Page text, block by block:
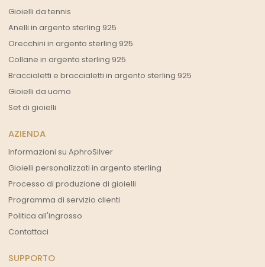
Gioielli da tennis
Anelli in argento sterling 925
Orecchini in argento sterling 925
Collane in argento sterling 925
Braccialetti e braccialetti in argento sterling 925
Gioielli da uomo
Set di gioielli
AZIENDA
Informazioni su AphroSilver
Gioielli personalizzati in argento sterling
Processo di produzione di gioielli
Programma di servizio clienti
Politica all'ingrosso
Contattaci
SUPPORTO